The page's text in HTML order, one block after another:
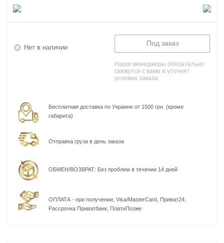
Нет в наличии
Под заказ
Наши менеджеры обязательно
свяжутся с вами и уточнят
условия заказа
Бесплатная доставка по Украине от 1500 грн. (кроме
габарита)
Отправка груза в день заказа
ОБМЕН/ВОЗВРАТ: Без проблем в течении 14 дней
ОПЛАТА - при получении, Visa/MasterCard, Приват24,
Рассрочка Приватбанк, ПлатиПозже